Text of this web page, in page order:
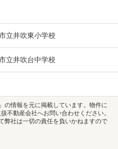
立井吹東小学校
立井吹台中学校
」の情報を元に掲載しています。物件に
不動産会社へお問い合わせください。
弊社は一切の責任を負いかねますので